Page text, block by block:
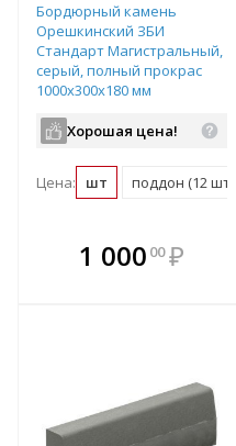
Бордюрный камень
Орешкинский ЗБИ
Стандарт Магистральный,
серый, полный прокрас
1000х300х180 мм
Хорошая цена!
Цена: шт поддон (12 шт)
1 000 00 ₽
В комплекте
всегда выгоднее!